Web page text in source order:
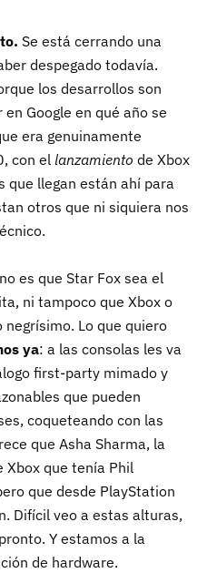
Se está cerrando una
despegado todavía.
los desarrollos son
Google en qué año se
era genuinamente
con el lanzamiento de Xbox
que llegan están ahí para
otros que ni siquiera nos
es que Star Fox sea el
ni tampoco que Xbox o
Lo que quiero
ya: a las consolas les va
first-party mimado y
que pueden
coqueteando con las
que Asha Sharma, la
Xbox que tenía Phil
que desde PlayStation
Difícil veo a estas alturas,
Y estamos a la
de hardware.